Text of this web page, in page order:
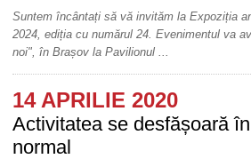
Suntem încântați să vă invităm la Expoziția
2024, ediția cu numărul 24. Evenimentul va
noi", în Brașov la Pavilionul ...
14 APRILIE 2020
Activitatea se desfășoară
normal